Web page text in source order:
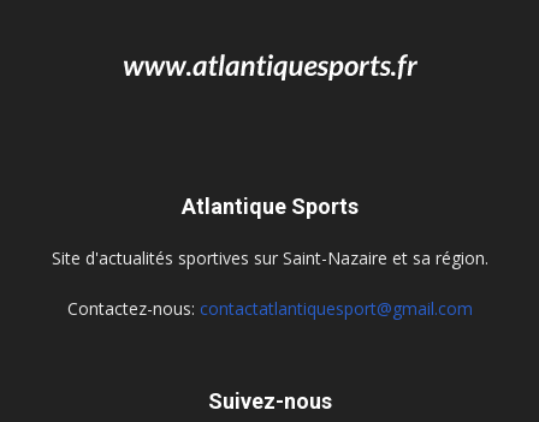
Atlantique Sports
Site d'actualités sportives sur Saint-Nazaire et sa région.
Contactez-nous: contactatlantiquesport@gmail.com
Suivez-nous